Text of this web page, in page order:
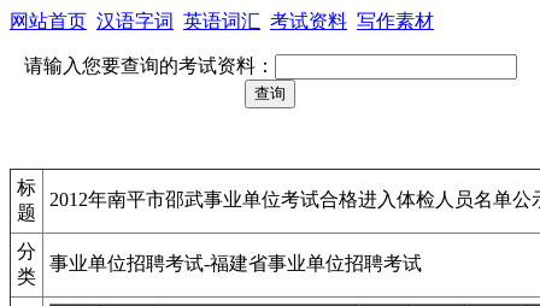
网站首页 汉语字词 英语词汇 考试资料 写作素材
请输入您要查询的考试资料：
标
题
2012年南平市邵武事业单位考试合格进入体检人员名单公
分
类
事业单位招聘考试-福建省事业单位招聘考试